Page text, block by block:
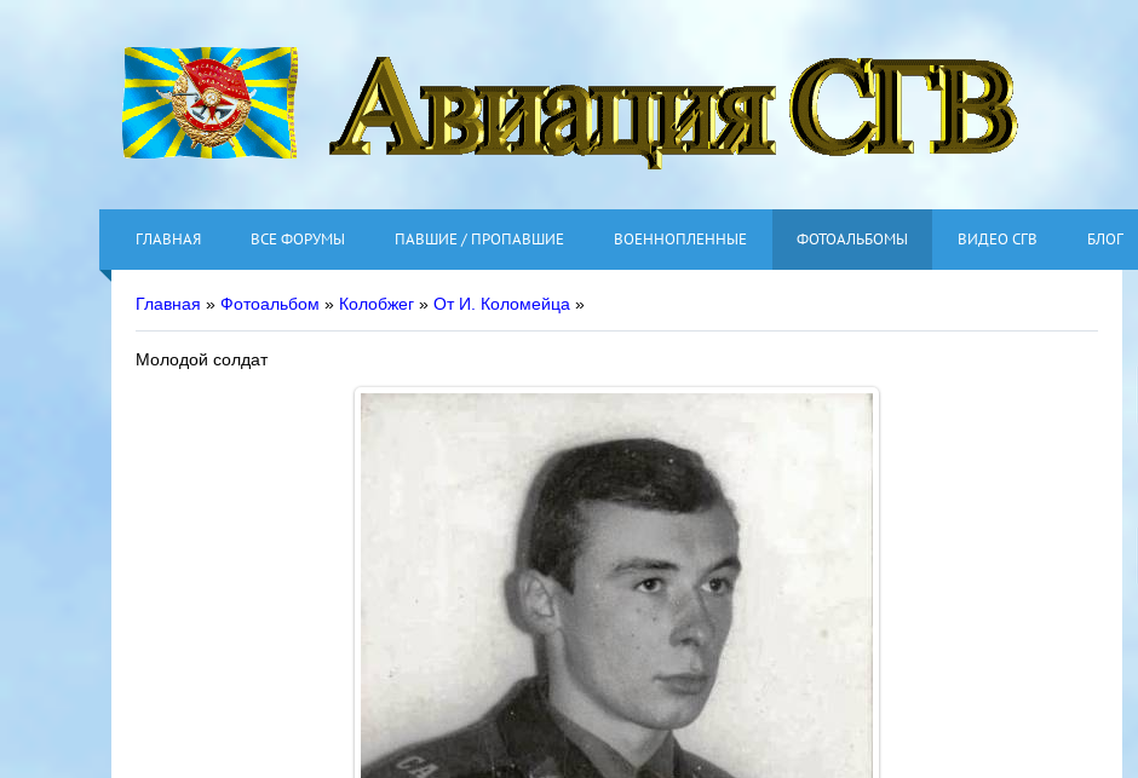
ГЛАВНАЯ ВСЕ ФОРУМЫ ПАВШИЕ / ПРОПАВШИЕ ВОЕННОПЛЕННЫЕ ФОТОАЛЬБОМЫ ВИДЕО СГВ БЛОГ
Главная » Фотоальбом » Колобжег » От И. Коломейца »
Молодой солдат